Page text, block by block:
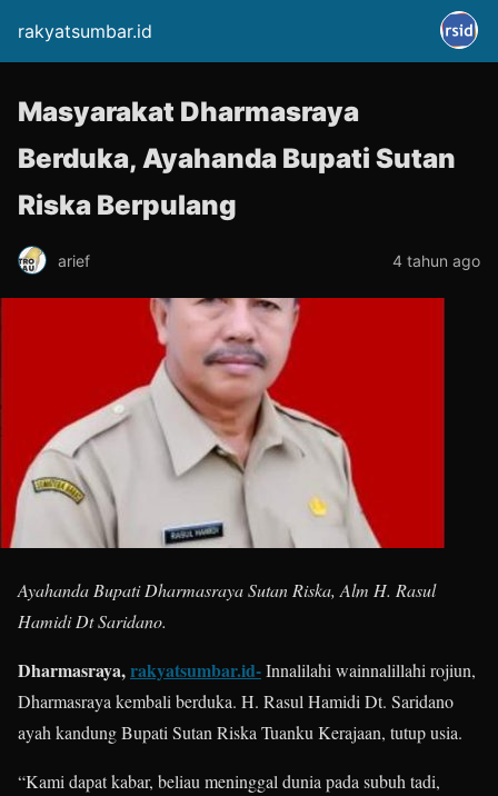
rakyatsumbar.id
Masyarakat Dharmasraya
Berduka, Ayahanda Bupati Sutan
Riska Berpulang
arief 4 tahun ago
Ayahanda Bupati Dharmasraya Sutan Riska, Alm H. Rasul
Hamidi Dt Saridano.
Dharmasraya,rakyatsumbar.id-Innalilahi wainnalillahi rojiun,
Dharmasraya kembali berduka. H. Rasul Hamidi Dt. Saridano
ayah kandung Bupati Sutan Riska Tuanku Kerajaan, tutup usia.
“Kami dapat kabar, beliau meninggal dunia pada subuh tadi,